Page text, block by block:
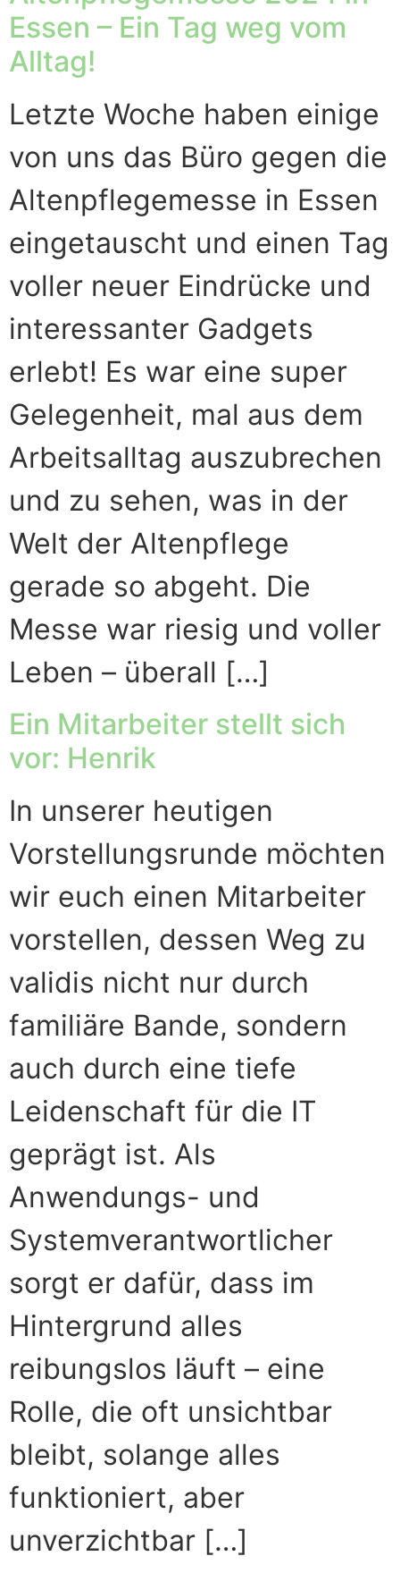
Essen – Ein Tag weg vom
Alltag!
Letzte Woche haben einige
von uns das Büro gegen die
Altenpflegemesse in Essen
eingetauscht und einen Tag
voller neuer Eindrücke und
interessanter Gadgets
erlebt! Es war eine super
Gelegenheit, mal aus dem
Arbeitsalltag auszubrechen
und zu sehen, was in der
Welt der Altenpflege
gerade so abgeht. Die
Messe war riesig und voller
Leben – überall […]
Ein Mitarbeiter stellt sich
vor: Henrik
In unserer heutigen
Vorstellungsrunde möchten
wir euch einen Mitarbeiter
vorstellen, dessen Weg zu
validis nicht nur durch
familiäre Bande, sondern
auch durch eine tiefe
Leidenschaft für die IT
geprägt ist. Als
Anwendungs- und
Systemverantwortlicher
sorgt er dafür, dass im
Hintergrund alles
reibungslos läuft – eine
Rolle, die oft unsichtbar
bleibt, solange alles
funktioniert, aber
unverzichtbar […]